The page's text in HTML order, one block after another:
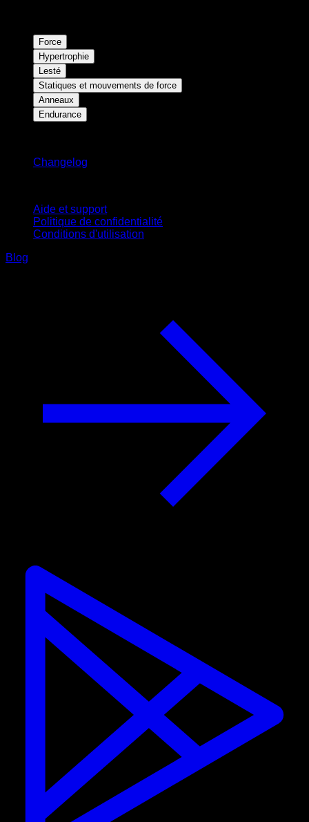
Force
Hypertrophie
Lesté
Statiques et mouvements de force
Anneaux
Endurance
Changelog
Aide et support
Politique de confidentialité
Conditions d'utilisation
Blog